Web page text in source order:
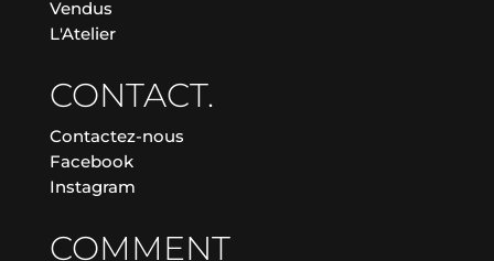
Vendus
L'Atelier
CONTACT.
Contactez-nous
Facebook
Instagram
COMMENT